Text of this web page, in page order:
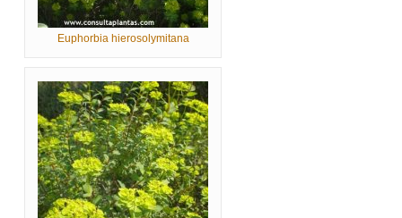
Euphorbia hierosolymitana